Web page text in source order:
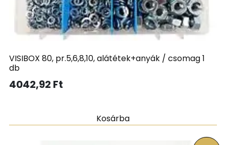
VISIBOX 80, pr.5,6,8,10, alátétek+anyák / csomag 1
db
4042,92 Ft
Kosárba